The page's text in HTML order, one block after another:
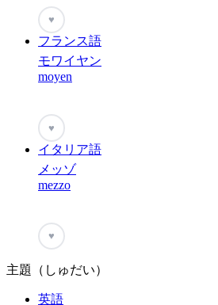
♥
フランス語
モワイヤン
moyen
♥
イタリア語
メッゾ
mezzo
♥
主題（しゅだい）
英語